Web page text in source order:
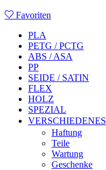
Favoriten
PLA
PETG / PCTG
ABS / ASA
PP
SEIDE / SATIN
FLEX
HOLZ
SPEZIAL
VERSCHIEDENES
Haftung
Teile
Wartung
Geschenke